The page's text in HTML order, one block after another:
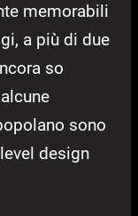
memorabili
a più di due
so
sono
design